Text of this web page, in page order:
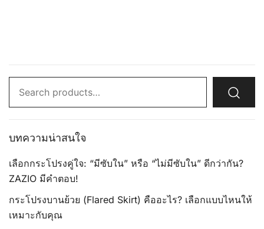
for:
บทความน่าสนใจ
เลือกกระโปรงคู่ใจ: “มีซับใน” หรือ “ไม่มีซับใน” ดีกว่ากัน?
ZAZIO มีคำตอบ!
กระโปรงบานย้วย (Flared Skirt) คืออะไร? เลือกแบบไหนให้
เหมาะกับคุณ